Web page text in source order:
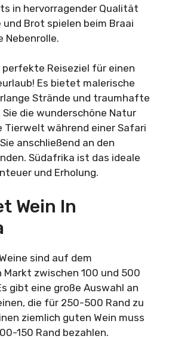
in hervorragender Qualität
Brot spielen beim Braai
Nebenrolle.
Reiseziel für einen
Es bietet malerische
Strände und traumhafte
die wunderschöne Natur
Tierwelt während einer Safari
anschließend an den
Südafrika ist das ideale
und Erholung.
Wein In
sind auf dem
zwischen 100 und 500
gibt eine große Auswahl an
die für 250-500 Rand zu
ziemlich guten Wein muss
150 Rand bezahlen.